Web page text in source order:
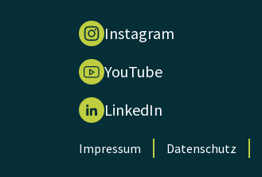
Instagram
YouTube
LinkedIn
Impressum Datenschutz